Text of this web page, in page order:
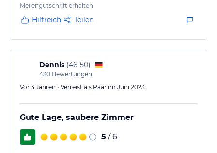
schnell erreicht.
Meilengutschrift erhalten
Hilfreich Teilen
Dennis (46-50)
430 Bewertungen
Vor 3 Jahren • Verreist als Paar im Juni 2023
Gute Lage, saubere Zimmer
5 / 6